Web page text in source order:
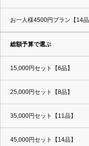
お一人様4500円プラン【14品
総額予算で選ぶ
15,000円セット【6品】
25,000円セット【8品】
35,000円セット【11品】
45,000円セット【14品】